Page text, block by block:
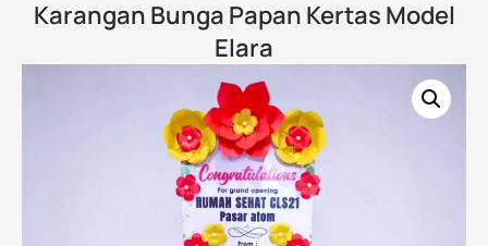
Karangan Bunga Papan Kertas Model
Elara